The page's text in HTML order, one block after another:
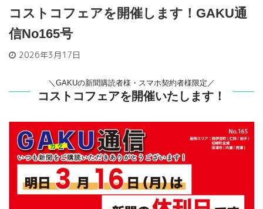
コストコフェアを開催します！GAKU通
信No165号
2026年3月17日
＼GAKUの新聞購読者様・スマホ契約者様限定／
コストコフェアを開催いたします！